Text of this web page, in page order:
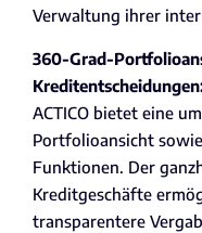
Verwaltung ihrer
360-Grad-
ACTICO bietet eine
Portfolioansicht
Funktionen. Der
Kreditgeschäfte
transparentere